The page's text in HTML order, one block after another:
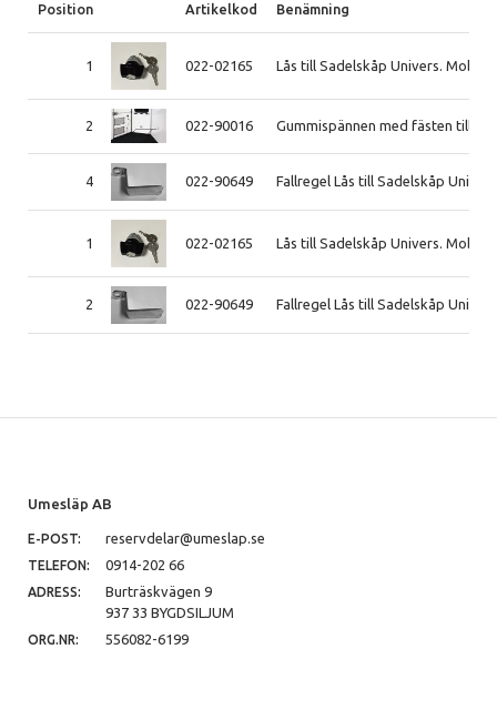
Position Artikelkod Benämning
1 022-02165 Lås till Sadelskåp Univers. Mobilt
2 022-90016 Gummispännen med fästen till
4 022-90649 Fallregel Lås till Sadelskåp
1 022-02165 Lås till Sadelskåp Univers. Mobilt
2 022-90649 Fallregel Lås till Sadelskåp
Umesläp AB
E-POST: reservdelar@umeslap.se
TELEFON: 0914-202 66
ADRESS:
Burträskvägen 9
937 33 BYGDSILJUM
ORG.NR: 556082-6199